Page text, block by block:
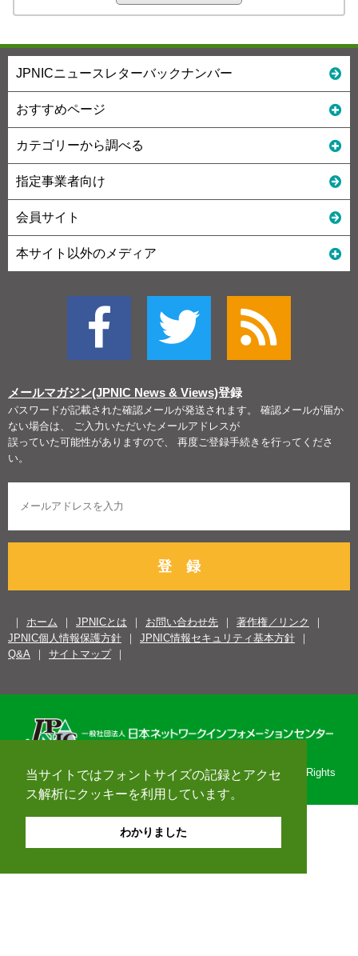
当サイトではフォントサイズの記録とアクセ
ス解析にクッキーを利用しています。
わかりました
JPNICニュースレターバックナンバー
おすすめページ
カテゴリーから調べる
指定事業者向け
会員サイト
本サイト以外のメディア
メールマガジン(JPNIC News & Views)登録
パスワードが記載された確認メールが発送されます。 確認メールが届か
ない場合は、 ご入力いただいたメールアドレスが
誤っていた可能性がありますので、 再度ご登録手続きを行ってくださ
い。
登 録
ホーム JPNICとは お問い合わせ先
著作権／リンク
JPNIC個人情報保護方針
JPNIC情報セキュリティ基本方針
Q&A
サイトマップ
Copyright© 1996-2026 Japan Network Information Center. All Rights
Reserved.